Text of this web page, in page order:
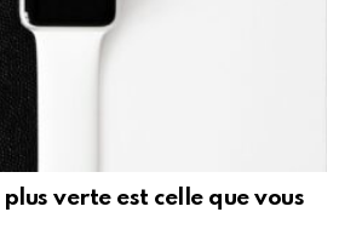
verte est celle que vous